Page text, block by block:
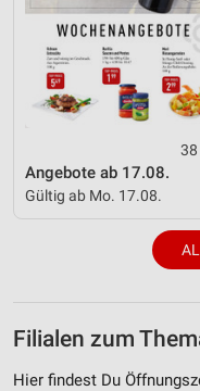
Angebote ab 17.08.
Gültig ab Mo. 17.08.
Filialen zum
Hier findest Du